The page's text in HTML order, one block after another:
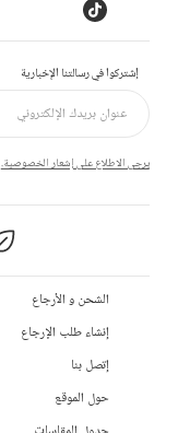
إشتركوا في رسالتنا الإخبارية
يرجى الاطلاع على إشعار الخصوصية.
الشحن و الأرجاع
إنشاء طلب الإرجاع
إتصل بنا
حول الموقع